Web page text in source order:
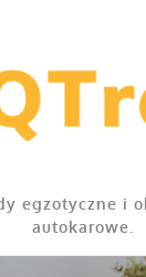
egzotyczne i
autokarowe.